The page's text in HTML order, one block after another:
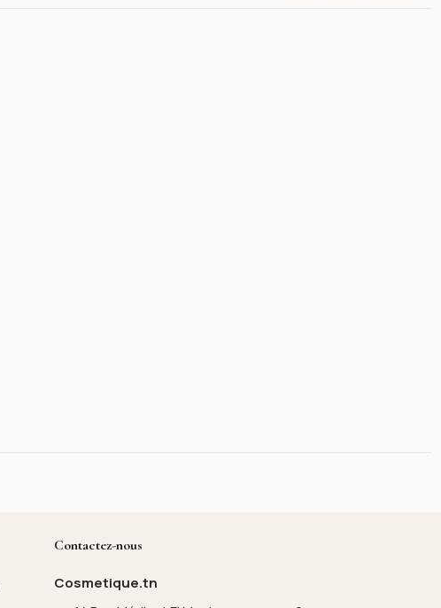
Contactez-nous
Cosmetique.tn